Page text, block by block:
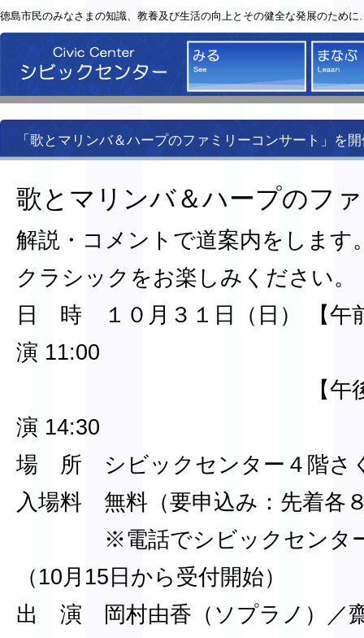
徳島市民のみなさまの知識、教養及び生活の向上とその健全な発展のため
シビックセンター
みる
「歌とマリンバ＆ハープのファミリーコンサート」を
歌とマリンバ＆ハープのフ
解説・コメントで道案内をします
クラシックをお楽しみください。
日 時 １０月３１日（日） 【午
演 11:00
【午後の部】 開
演 14:30
場 所 シビックセンター４階さ
入場料 無料（要申込み：先着各
※電話でシビックセンター
（10月15日から受付開始）
出 演 岡村由香（ソプラノ）／